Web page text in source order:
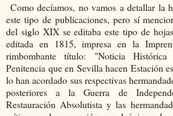
Como decíamos, no vamos a detallar la
este tipo de publicaciones, pero sí
del siglo XIX se editaba este tipo de
editada en 1815, impresa en la
rimbombante título: "Noticia
Penitencia que en Sevilla hacen Estación
lo han acordado sus respectivas
posteriores a la Guerra de
Restauración Absolutista y las